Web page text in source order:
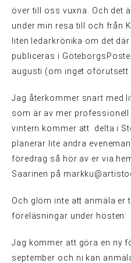
över till oss vuxna. Och det
under min resa till och från
liten ledarkrönika om det
publiceras i
augusti (om inget
Jag återkommer snart med
som är av mer
vintern kommer att delta i
planerar lite andra
föredrag så hör av er via
Saarinen på
Och glöm inte att anmäla er
föreläsningar under hösten:
Jag kommer att göra en ny
september och ni kan